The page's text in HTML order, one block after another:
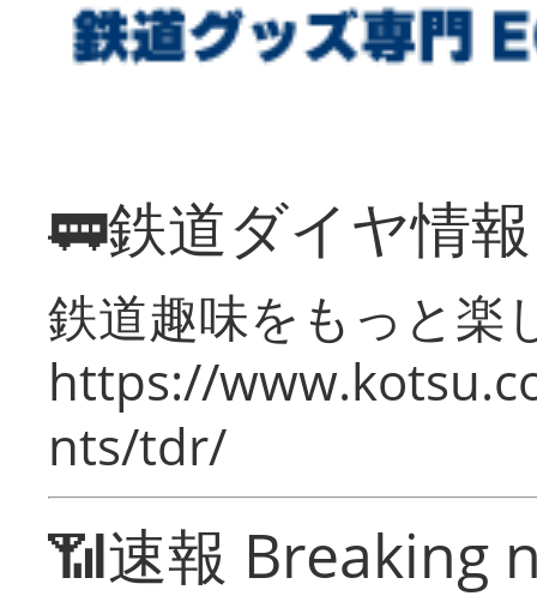
🚃鉄道ダイヤ情
鉄道趣味をもっと楽
https://
nts/tdr/
📶速報 Breaking